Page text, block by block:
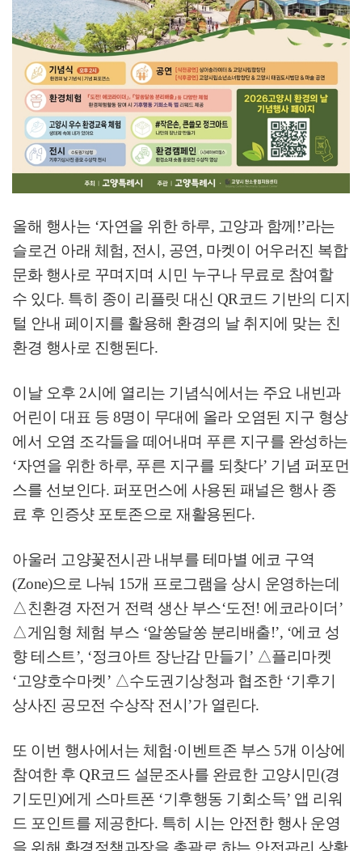
올해 행사는 ‘자연을 위한 하루, 고양과 함께!’라는
슬로건 아래 체험, 전시, 공연, 마켓이 어우러진 복합
문화 행사로 꾸며지며 시민 누구나 무료로 참여할
수 있다. 특히 종이 리플릿 대신 QR 코드 기반의 디지
털 안내 페이지를 활용해 환경의 날 취지에 맞는 친
환경 행사로 진행된다.
이날 오후 2시에 열리는 기념식에서는 주요 내빈과
어린이 대표 등 8명이 무대에 올라 오염된 지구 형상
에서 오염 조각들을 떼어내며 푸른 지구를 완성하는
‘자연을 위한 하루, 푸른 지구를 되찾다’ 기념 퍼포먼
스를 선보인다. 퍼포먼스에 사용된 패널은 행사 종
료 후 인증샷 포토존으로 재활용된다.
아울러 고양꽃전시관 내부를 테마별 에코 구역
(Zone)으로 나눠 15개 프로그램을 상시 운영하는데
△친환경 자전거 전력 생산 부스‘도전! 에코라이더’
△게임형 체험 부스 ‘알쏭달쏭 분리배출!’, ‘에코 성
향 테스트’, ‘정크아트 장난감 만들기’ △플리마켓
‘고양호수마켓’ △수도권기상청과 협조한 ‘기후기
상사진 공모전 수상작 전시’가 열린다.
또 이번 행사에서는 체험 ·이벤트존 부스 5개 이상에
참여한 후 QR코드 설문조사를 완료한 고양시민(경
기도민)에게 스마트폰 ‘기후행동 기회소득’ 앱 리워
드 포인트를 제공한다. 특히 시는 안전한 행사 운영
을 위해 환경정책과장을 총괄로 하는 안전관리 상황